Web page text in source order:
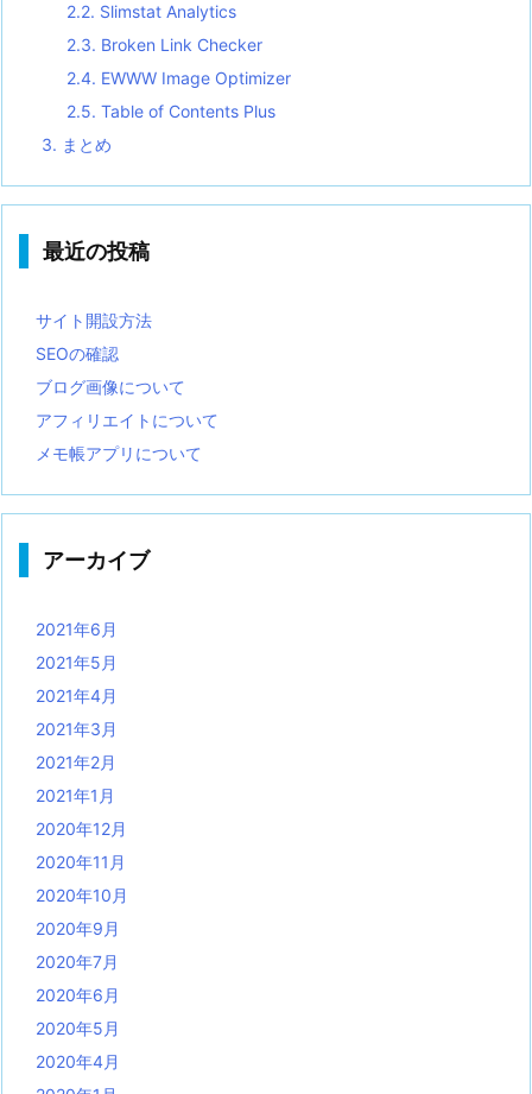
2.2. Slimstat Analytics
2.3. Broken Link Checker
2.4. EWWW Image Optimizer
2.5. Table of Contents Plus
3. まとめ
最近の投稿
サイト開設方法
SEOの確認
ブログ画像について
アフィリエイトについて
メモ帳アプリについて
アーカイブ
2021年6月
2021年5月
2021年4月
2021年3月
2021年2月
2021年1月
2020年12月
2020年11月
2020年10月
2020年9月
2020年7月
2020年6月
2020年5月
2020年4月